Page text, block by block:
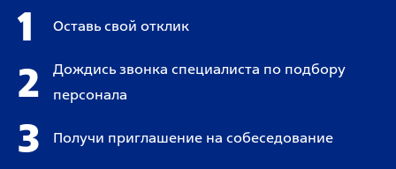
1 Оставь свой отклик
2
Дождись звонка специалиста по подбору
персонала
3 Получи приглашение на собеседование